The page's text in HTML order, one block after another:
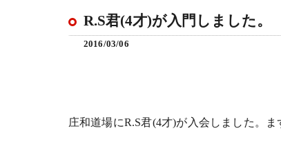
R.S君(4才)が入門しました。
2016/03/06
庄和道場にR.S君(4才)が入会しました。